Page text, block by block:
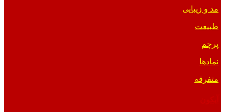
مد و زیبایی
طبیعت
پرچم
نمادها
متفرقه